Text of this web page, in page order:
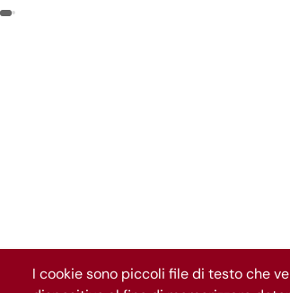
I cookie sono piccoli file di testo che